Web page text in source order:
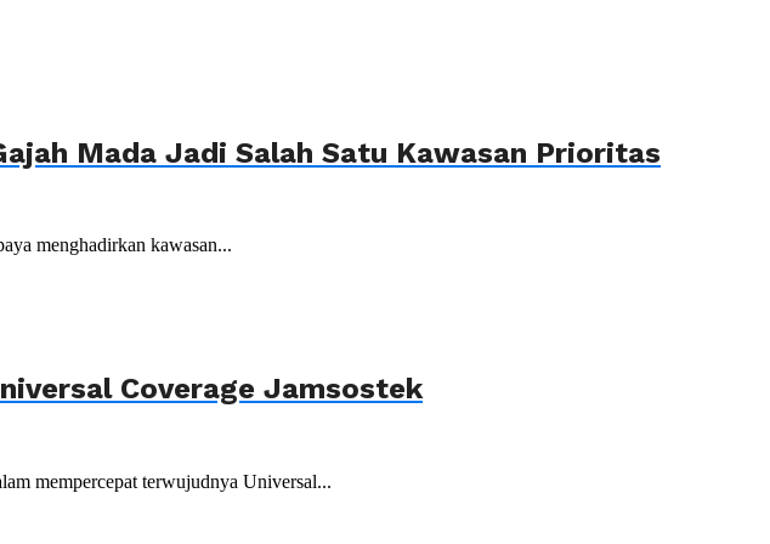
Mada Jadi Salah Satu Kawasan Prioritas
menghadirkan kawasan...
Coverage Jamsostek
mempercepat terwujudnya Universal...